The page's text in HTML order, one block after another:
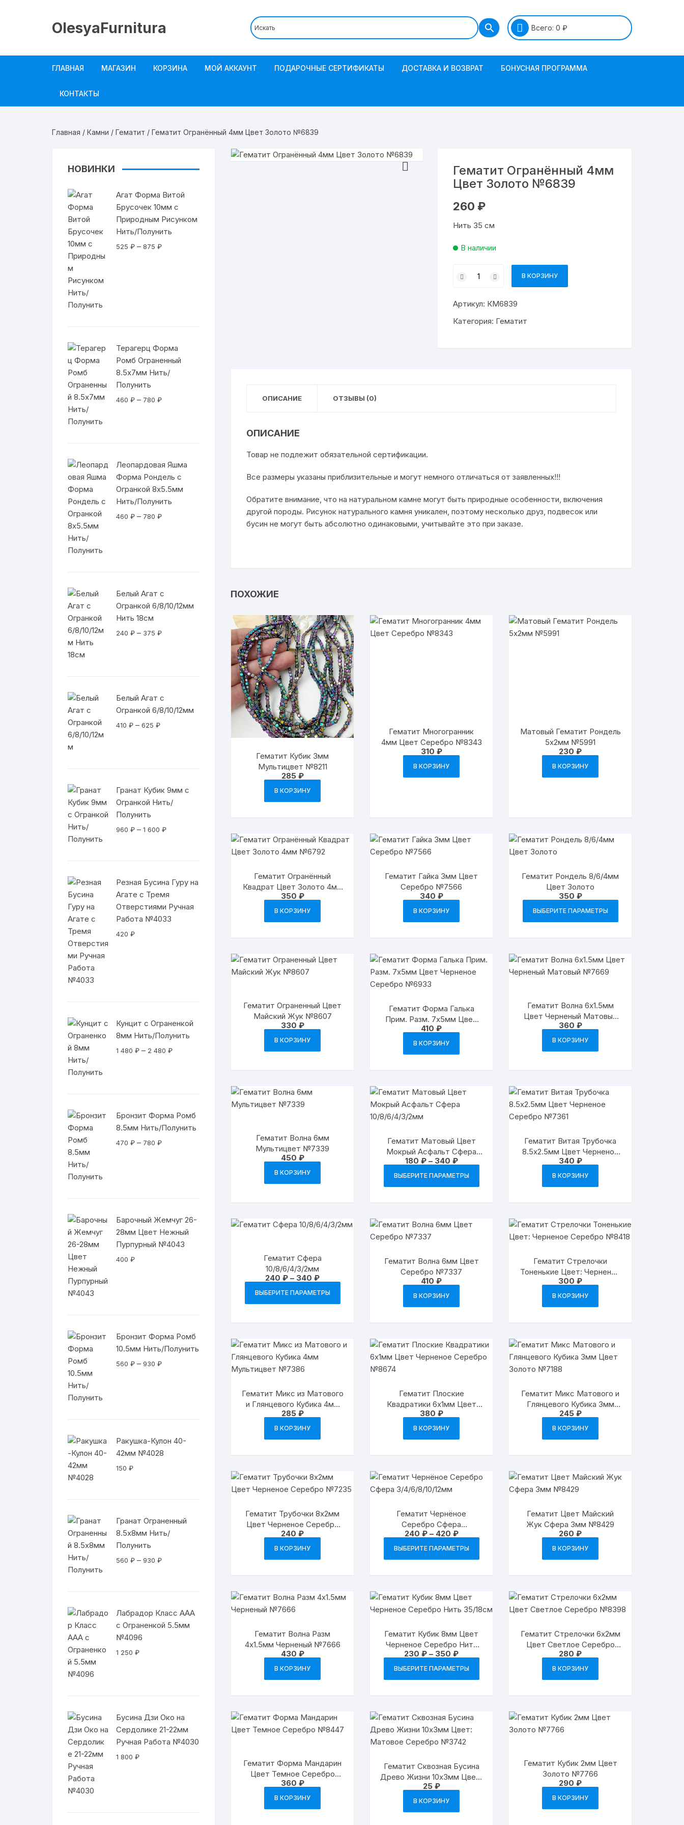
содержимомуOlesyaFurnitura Всего: 0 ₽
ГЛАВНАЯ МАГАЗИН
Жемчуг Культивированный
Друзы и Срезы
Индонезийские Бусины
Оборудование и Упаковка
КОРЗИНА МОЙ АККАУНТ ПОДАРОЧНЫЕ СЕРТИФИКАТЫ ДОСТАВКА И ВОЗВРАТ БОНУСНАЯ ПРОГРАММА
КОНТАКТЫ
Главная / Камни / Гематит / Гематит Огранённый 4мм Цвет Золото №6839
Гематит Огранённый 4мм
Цвет Золото №6839
260 ₽
Нить 35 см
В наличии
товара
Огранённый
4мм
В КОРЗИНУ
Артикул: КМ6839
Категория: Гематит
ОПИСАНИЕ ОТЗЫВЫ (0)
ОПИСАНИЕ
Товар не подлежит обязательной сертификации.
Все размеры указаны приблизительные и могут немного отличаться от заявленных!!!
Обратите внимание, что на натуральном камне могут быть природные особенности, включения
другой породы. Рисунок натурального камня уникален, поэтому несколько друз, подвесок или
бусин не могут быть абсолютно одинаковыми, учитывайте это при заказе.
ПОХОЖИЕ
Гематит Кубик 3мм
Мультицвет №8211
285 ₽
В КОРЗИНУ
Гематит Многогранник
4мм Цвет Серебро №8343
310 ₽
В КОРЗИНУ
Матовый Гематит Рондель
5х2мм №5991
230 ₽
В КОРЗИНУ
Гематит Огранённый
Квадрат Цвет Золото 4мм
№6792
350 ₽
В КОРЗИНУ
Гематит Гайка 3мм Цвет
Серебро №7566
340 ₽
В КОРЗИНУ
Гематит Рондель 8/6/4мм
Цвет Золото
350 ₽
ВЫБЕРИТЕ ПАРАМЕТРЫ
Гематит Ограненный Цвет
Майский Жук №8607
330 ₽
В КОРЗИНУ
Гематит Форма Галька
Прим. Разм. 7х5мм Цвет
Черненое Серебро №6933
410 ₽
В КОРЗИНУ
Гематит Волна 6х1.5мм
Цвет Черненый Матовый
№7669
360 ₽
В КОРЗИНУ
Гематит Волна 6мм
Мультицвет №7339
450 ₽
В КОРЗИНУ
Гематит Матовый Цвет
Мокрый Асфальт Сфера
10/8/6/4/3/2мм
180 ₽ – 340 ₽Диапазон
цен:
180 ₽
ВЫБЕРИТЕ ПАРАМЕТРЫ
вариаций.
Гематит Витая Трубочка
8.5х2.5мм Цвет Черненое
Серебро №7361
340 ₽
В КОРЗИНУ
Гематит Сфера
10/8/6/4/3/2мм
240 ₽ – 340 ₽Диапазон
цен:
240 ₽
ВЫБЕРИТЕ ПАРАМЕТРЫ
Опции
выбрать
странице
Гематит Волна 6мм Цвет
Серебро №7337
410 ₽
В КОРЗИНУ
Гематит Стрелочки
Тоненькие Цвет: Черненое
Серебро №8418
300 ₽
В КОРЗИНУ
Гематит Микс из Матового
и Глянцевого Кубика 4мм
Мультицвет №7386
285 ₽
В КОРЗИНУ
Гематит Плоские
Квадратики 6х1мм Цвет
Черненое Серебро №8674
380 ₽
В КОРЗИНУ
Гематит Микс Матового и
Глянцевого Кубика 3мм
Цвет Золото №7188
245 ₽
В КОРЗИНУ
Гематит Трубочки 8х2мм
Цвет Черненое Серебро
№7235
240 ₽
В КОРЗИНУ
Гематит Чернёное
Серебро Сфера
3/4/6/8/10/12мм
240 ₽ – 420 ₽Диапазон
цен:
240 ₽
ВЫБЕРИТЕ ПАРАМЕТРЫ
вариаций.
Гематит Цвет Майский
Жук Сфера 3мм №8429
260 ₽
В КОРЗИНУ
Гематит Волна Разм
4х1.5мм Черненый №7666
430 ₽
В КОРЗИНУ
Гематит Кубик 8мм Цвет
Черненое Серебро Нить
35/18см
230 ₽ – 350 ₽Диапазон
цен:
230 ₽
ВЫБЕРИТЕ ПАРАМЕТРЫ
вариаций.
Гематит Стрелочки 6х2мм
Цвет Светлое Серебро
№8398
280 ₽
В КОРЗИНУ
Гематит Форма Мандарин
Цвет Темное Серебро
№8447
360 ₽
В КОРЗИНУ
Гематит Сквозная Бусина
Древо Жизни 10х3мм Цвет:
Матовое Серебро №3742
25 ₽
В КОРЗИНУ
Гематит Кубик 2мм Цвет
Золото №7766
290 ₽
В КОРЗИНУ
НОВИНКИ
Агат Форма Витой
Брусочек 10мм с
Природным Рисунком
Нить/Полунить
525 ₽ – 875 ₽Диапазон
Терагерц Форма
Ромб Ограненный
8.5х7мм Нить/
Полунить
460 ₽ – 780 ₽Диапазон
Леопардовая Яшма
Форма Рондель с
Огранкой 8х5.5мм
Нить/Полунить
460 ₽ – 780 ₽Диапазон
Белый Агат с
Огранкой 6/8/10/12мм
Нить 18см
240 ₽ – 375 ₽Диапазон
Белый Агат с
Огранкой 6/8/10/12мм
410 ₽ – 625 ₽Диапазон
Гранат Кубик 9мм с
Огранкой Нить/
Полунить
960 ₽ – 1 600 ₽Диапазон
600 ₽
Резная Бусина Гуру на
Агате с Тремя
Отверстиями Ручная
Работа №4033
420 ₽
Кунцит с Ограненкой
8мм Нить/Полунить
1 480 ₽ – 2 480 ₽Диапазон
Бронзит Форма Ромб
8.5мм Нить/Полунить
470 ₽ – 780 ₽Диапазон
Барочный Жемчуг 26-
28мм Цвет Нежный
Пурпурный №4043
400 ₽
Бронзит Форма Ромб
10.5мм Нить/Полунить
560 ₽ – 930 ₽Диапазон
Ракушка-Кулон 40-
42мм №4028
150 ₽
Гранат Ограненный
8.5х8мм Нить/
Полунить
560 ₽ – 930 ₽Диапазон
930 ₽
Лабрадор Класс ААА
с Ограненкой 5.5мм
№4096
1 250 ₽
Бусина Дзи Око на
Сердолике 21-22мм
Ручная Работа №4030
1 800 ₽